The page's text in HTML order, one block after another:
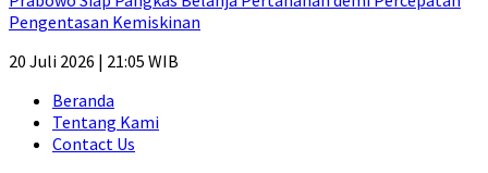
Pengentasan Kemiskinan
20 Juli 2026 | 21:05 WIB
Beranda
Tentang Kami
Contact Us